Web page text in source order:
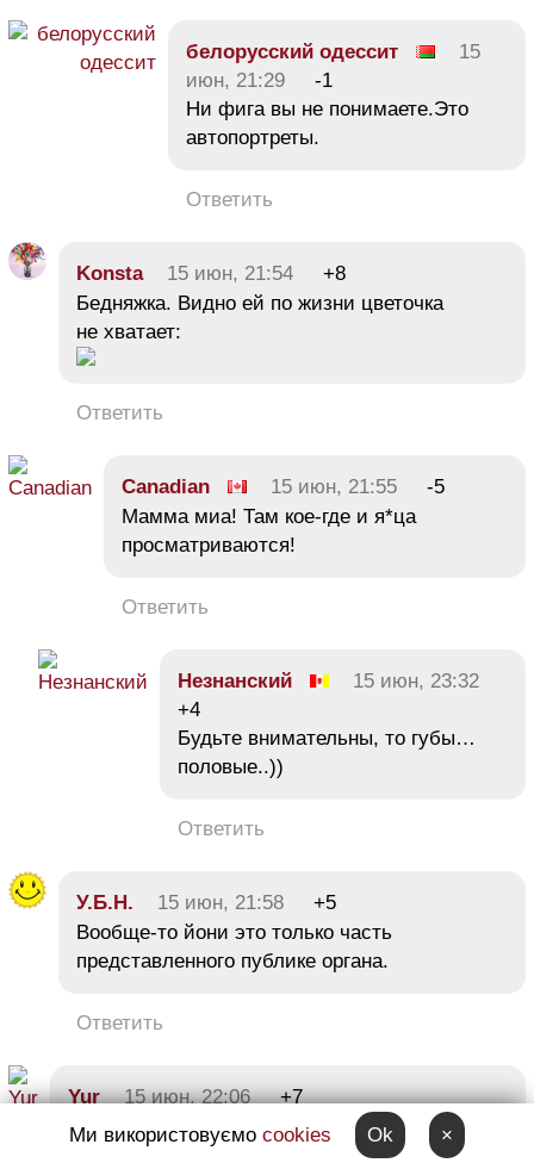
белорусский одессит
15
июн, 21:29
-1
Ни фига вы не понимаете.Это
автопортреты.
Ответить
Konsta 15 июн, 21:54
+8
Бедняжка. Видно ей по жизни цветочка
не хватает:
Ответить
Canadian 15 июн, 21:55
-5
Мамма миа! Там кое-где и я*ца
просматриваются!
Ответить
Незнанский
15 июн, 23:32
+4
Будьте внимательны, то губы…
половые..))
Ответить
У.Б.Н. 15 июн, 21:58
+5
Вообще-то йони это только часть
представленного публике органа.
Ответить
Yur 15 июн, 22:06
+7
Неприятно видеть примитивное ханжество
у местных посетителей. Детский сад плейбой
Ми використовуємо cookies Ok ×